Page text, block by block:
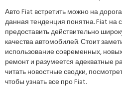
Авто Fiat встретить можно на
данная тенденция понятна. Fiat
предоставить действительно
качества автомобилей. Стоит
использование современных,
ремонт и разумеется адекватные
читать новостные сводки,
чтобы узнать все про Fiat.